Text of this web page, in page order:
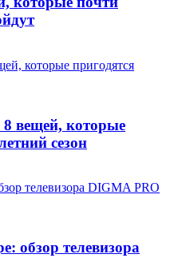
вещей, которые
сезон
обзор телевизора